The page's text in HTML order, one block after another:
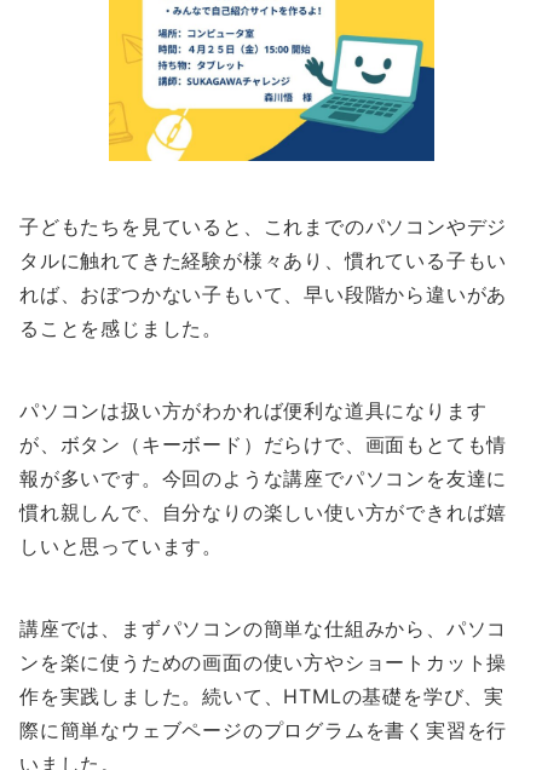
子どもたちを見ていると、これまでのパソコンやデジ
タルに触れてきた経験が様々あり、慣れている子もい
れば、おぼつかない子もいて、早い段階から違いがあ
ることを感じました。
パソコンは扱い方がわかれば便利な道具になります
が、ボタン（キーボード）だらけで、画面もとても情
報が多いです。今回のような講座でパソコンを友達に
慣れ親しんで、自分なりの楽しい使い方ができれば嬉
しいと思っています。
講座では、まずパソコンの簡単な仕組みから、パソコ
ンを楽に使うための画面の使い方やショートカット操
作を実践しました。続いて、HTMLの基礎を学び、実
際に簡単なウェブページのプログラムを書く実習を行
いました。